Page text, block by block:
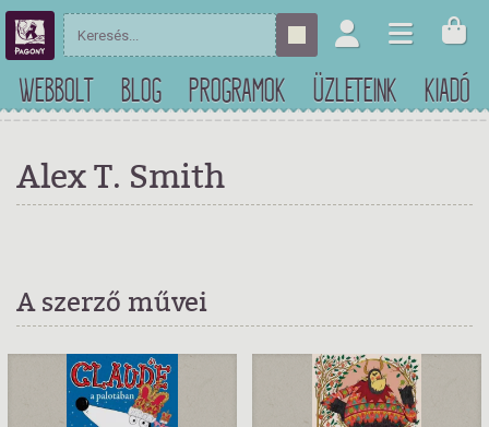
WEBBOLT BLOG PROGRAMOK ÜZLETEINK KIADÓ
Alex T. Smith
A szerző művei